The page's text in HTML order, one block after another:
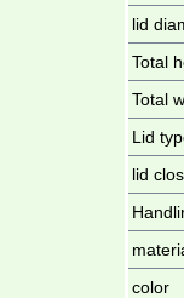
lid
Total
Total
Lid
lid
color